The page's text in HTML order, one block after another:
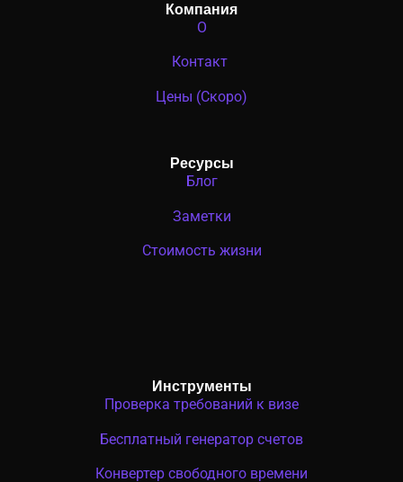
Компания
О
Контакт
Цены (Скоро)
Ресурсы
Блог
Заметки
Стоимость жизни
Инструменты
Проверка требований к визе
Бесплатный генератор счетов
Конвертер свободного времени